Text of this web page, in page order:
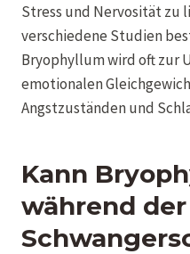
Stress und Nervosität zu
verschiedene Studien
Bryophyllum wird oft zur
emotionalen
Angstzuständen und
Kann
während der